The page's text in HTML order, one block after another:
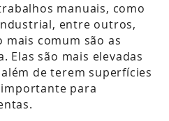
manuais, como
entre outros,
mais comum são as
Elas são mais elevadas
de terem superfícies
para